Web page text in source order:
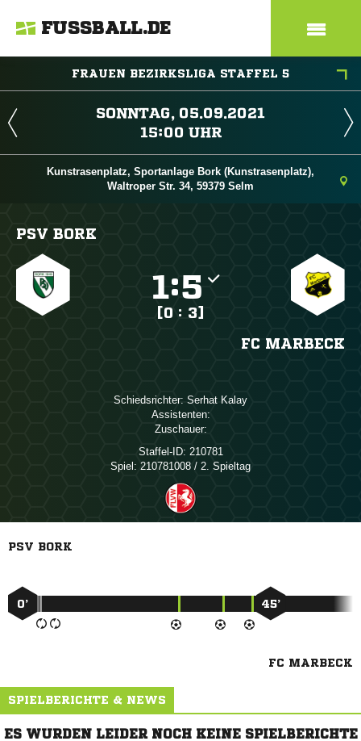
FUSSBALL.DE
FRAUEN BEZIRKSLIGA STAFFEL 5
 
 
Kunstrasenplatz, Sportanlage Bork (Kunstrasenplatz),
Waltroper Str. 34, 59379 Selm
PSV BORK
:
[0 : 3]
FC MARBECK
Schiedsrichter:  
Assistenten:
Zuschauer:
Staffel-ID: 210781
Spiel: 210781008 / 2. Spieltag
PSV BORK
0’ 45’
FC MARBECK
SPIELBERICHTE & NEWS
ES WURDEN LEIDER NOCH KEINE SPIELBERICHTE